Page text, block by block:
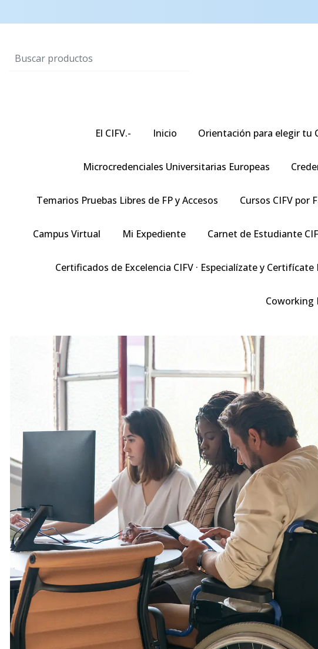
El CIFV.- Inicio Orientación para elegir tu
Microcredenciales Universitarias Europeas
Temarios Pruebas Libres de FP y Accesos Cursos CIFV por
Campus Virtual Mi Expediente Carnet de Estudiante
Certificados de Excelencia CIFV · Especialízate y Certifícate
Coworking